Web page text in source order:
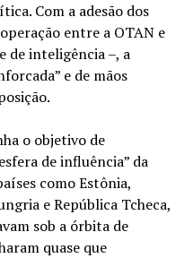
Com a adesão dos
entre a OTAN e
de inteligência –, a
e de mãos
o objetivo de
de influência” da
como Estônia,
e República Tcheca,
sob a órbita de
quase que